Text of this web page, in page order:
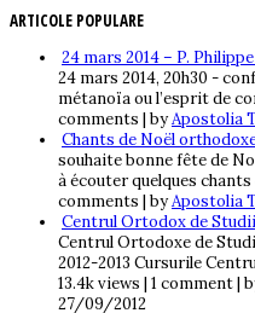
ARTICOLE POPULARE
24 mars 2014 – P.
24 mars 2014, 20h30 -
métanoïa ou l’esprit de
comments | byApostolia
Chants de Noël
souhaite bonne fête de
à écouter quelques chants
comments | byApostolia
Centrul Ortodox de
Centrul Ortodoxe de
2012-2013 Cursurile
13.4k views | 1 comment|
27/09/2012